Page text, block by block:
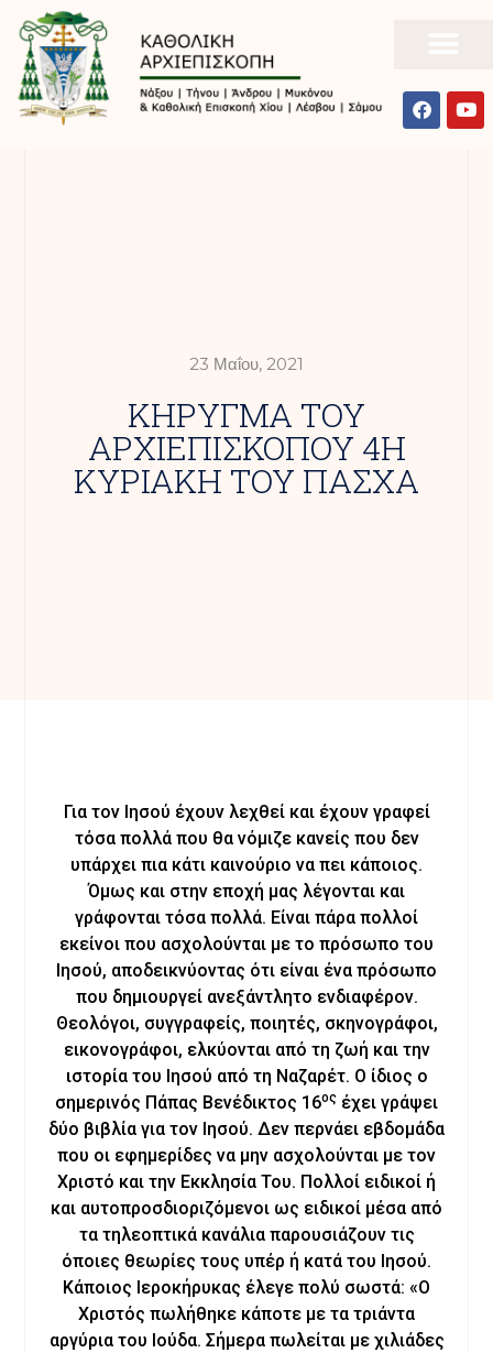
23 Μαΐου, 2021
ΚΗΡΥΓΜΑ ΤΟΥ
ΑΡΧΙΕΠΙΣΚΟΠΟΥ 4Η
ΚΥΡΙΑΚΗ ΤΟΥ ΠΑΣΧΑ
Για τον Ιησού έχουν λεχθεί και έχουν γραφεί
τόσα πολλά που θα νόμιζε κανείς που δεν
υπάρχει πια κάτι καινούριο να πει κάποιος.
Όμως και στην εποχή μας λέγονται και
γράφονται τόσα πολλά. Είναι πάρα πολλοί
εκείνοι που ασχολούνται με το πρόσωπο του
Ιησού, αποδεικνύοντας ότι είναι ένα πρόσωπο
που δημιουργεί ανεξάντλητο ενδιαφέρον.
Θεολόγοι, συγγραφείς, ποιητές, σκηνογράφοι,
εικονογράφοι, ελκύονται από τη ζωή και την
ιστορία του Ιησού από τη Ναζαρέτ. Ο ίδιος ο
σημερινός Πάπας Βενέδικτος 16ος έχει γράψει
δύο βιβλία για τον Ιησού. Δεν περνάει εβδομάδα
που οι εφημερίδες να μην ασχολούνται με τον
Χριστό και την Εκκλησία Του. Πολλοί ειδικοί ή
και αυτοπροσδιοριζόμενοι ως ειδικοί μέσα από
τα τηλεοπτικά κανάλια παρουσιάζουν τις
όποιες θεωρίες τους υπέρ ή κατά του Ιησού.
Κάποιος Ιεροκήρυκας έλεγε πολύ σωστά: «Ο
Χριστός πωλήθηκε κάποτε με τα τριάντα
αργύρια του Ιούδα. Σήμερα πωλείται με χιλιάδες